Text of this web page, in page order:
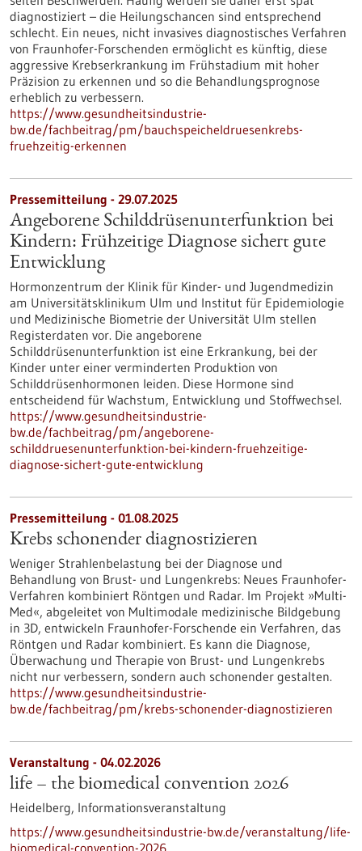
diagnostiziert – die Heilungschancen sind entsprechend
schlecht. Ein neues, nicht invasives diagnostisches Verfahren
von Fraunhofer-Forschenden ermöglicht es künftig, diese
aggressive Krebserkrankung im Frühstadium mit hoher
Präzision zu erkennen und so die Behandlungsprognose
erheblich zu verbessern.
https://www.gesundheitsindustrie-
bw.de/fachbeitrag/pm/bauchspeicheldruesenkrebs-
fruehzeitig-erkennen
Pressemitteilung - 29.07.2025
Angeborene Schilddrüsenunterfunktion bei
Kindern: Frühzeitige Diagnose sichert gute
Entwicklung
Hormonzentrum der Klinik für Kinder-​ und Jugendmedizin
am Universitätsklinikum Ulm und Institut für Epidemiologie
und Medizinische Biometrie der Universität Ulm stellen
Registerdaten vor. Die angeborene
Schilddrüsenunterfunktion ist eine Erkrankung, bei der
Kinder unter einer verminderten Produktion von
Schilddrüsenhormonen leiden. Diese Hormone sind
entscheidend für Wachstum, Entwicklung und Stoffwechsel.
https://www.gesundheitsindustrie-
bw.de/fachbeitrag/pm/angeborene-
schilddruesenunterfunktion-bei-kindern-fruehzeitige-
diagnose-sichert-gute-entwicklung
Pressemitteilung - 01.08.2025
Krebs schonender diagnostizieren
Weniger Strahlenbelastung bei der Diagnose und
Behandlung von Brust- und Lungenkrebs: Neues Fraunhofer-
Verfahren kombiniert Röntgen und Radar. Im Projekt »Multi-
Med«, abgeleitet von Multimodale medizinische Bildgebung
in 3D, entwickeln Fraunhofer-Forschende ein Verfahren, das
Röntgen und Radar kombiniert. Es kann die Diagnose,
Überwachung und Therapie von Brust- und Lungenkrebs
nicht nur verbessern, sondern auch schonender gestalten.
https://www.gesundheitsindustrie-
bw.de/fachbeitrag/pm/krebs-schonender-diagnostizieren
Veranstaltung - 04.02.2026
life – the biomedical convention 2026
Heidelberg, Informationsveranstaltung
https://www.gesundheitsindustrie-bw.de/veranstaltung/life-
biomedical-convention-2026